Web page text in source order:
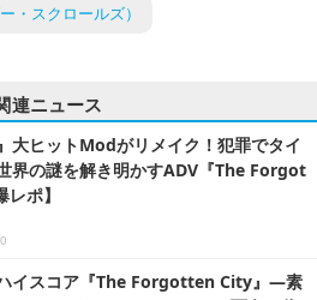
・スクロールズ）
連ニュース
大ヒットModがリメイク！犯罪でタイ
界の謎を解き明かすADV『The Forgot
ポ】
イスコア『The Forgotten City』―素